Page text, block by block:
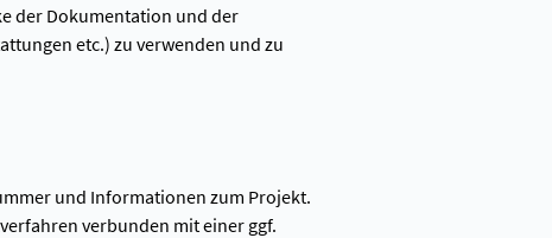
der Dokumentation und der
etc.) zu verwenden und zu
und Informationen zum Projekt.
verbunden mit einer ggf.